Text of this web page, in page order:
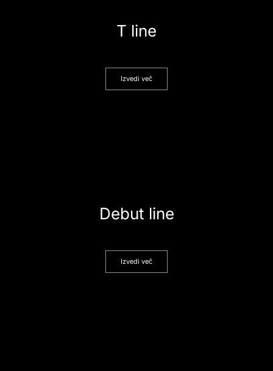
T line
Izvedi več
Debut line
Izvedi več